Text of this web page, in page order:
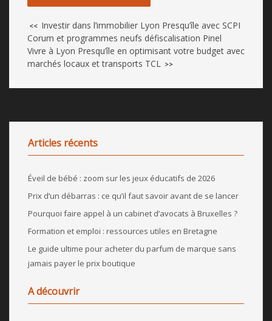
<< Investir dans l’immobilier Lyon Presqu’île avec SCPI
Corum et programmes neufs défiscalisation Pinel
Vivre à Lyon Presqu’île en optimisant votre budget avec
marchés locaux et transports TCL
>>
Articles récents
Éveil de bébé : zoom sur les jeux éducatifs de 2026
Prix d’un débarras : ce qu’il faut savoir avant de se lancer
Pourquoi faire appel à un cabinet d’avocats à Bruxelles ?
Formation et emploi : ressources utiles en Bretagne
Le guide ultime pour acheter du parfum de marque sans
jamais payer le prix boutique
A découvrir